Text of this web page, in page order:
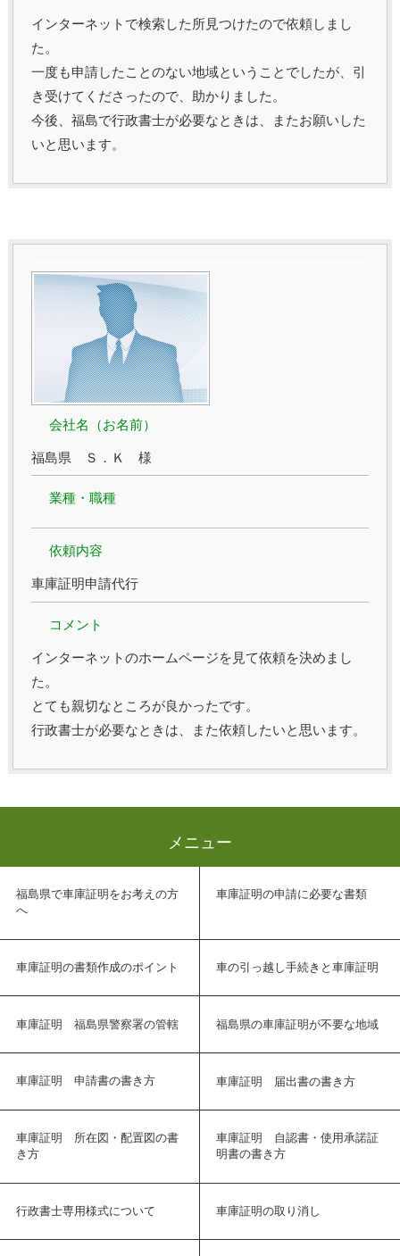
インターネットで検索した所見つけたので依頼しまし
た。
一度も申請したことのない地域ということでしたが、引
き受けてくださったので、助かりました。
今後、福島で行政書士が必要なときは、またお願いした
いと思います。
会社名（お名前）
福島県 Ｓ．Ｋ 様
業種・職種
依頼内容
車庫証明申請代行
コメント
インターネットのホームページを見て依頼を決めまし
た。
とても親切なところが良かったです。
行政書士が必要なときは、また依頼したいと思います。
メニュー
福島県で車庫証明をお考えの方
へ
車庫証明の申請に必要な書類
車庫証明の書類作成のポイント 車の引っ越し手続きと車庫証明
車庫証明 福島県警察署の管轄 福島県の車庫証明が不要な地域
車庫証明 申請書の書き方 車庫証明 届出書の書き方
車庫証明 所在図・配置図の書
き方
車庫証明 自認書・使用承諾証
明書の書き方
行政書士専用様式について 車庫証明の取り消し